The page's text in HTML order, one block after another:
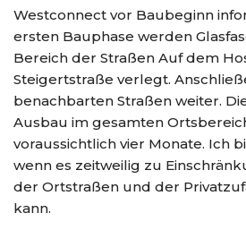
Westconnect vor Baubeginn
ersten Bauphase werden
Bereich der Straßen Auf dem
Steigertstraße verlegt.
benachbarten Straßen weiter.
Ausbau im gesamten
voraussichtlich vier Monate. Ich
wenn es zeitweilig zu
der Ortstraßen und der
kann.